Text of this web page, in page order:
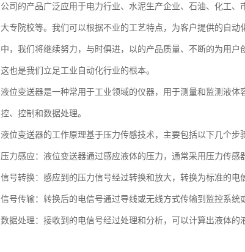
公司的产品广泛应用于电力行业、水泥生产企业、石油、化工
大专院校等。我们可以根据不业的工艺特点，为客户提供的自
中，我们将继续努力，与时俱进，以的产品质量、不断的为用
这也是我们立足工业自动化行业的根本。
液位变送器是一种常用于工业领域的仪器，用于测量和监测液
控、控制和数据处理。
液位变送器的工作原理基于压力传感技术，主要包括以下几个步
压力感应：液位变送器通过感应液体的压力，通常采用压力传感
信号转换：感应到的压力信号经过转换和放大，转换为标准的电
信号传输：转换后的电信号通过导线或无线方式传输到监控系统
数据处理：接收到的电信号经过处理和分析，可以计算出液体的